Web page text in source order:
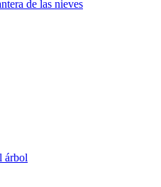
de las nieves
árbol